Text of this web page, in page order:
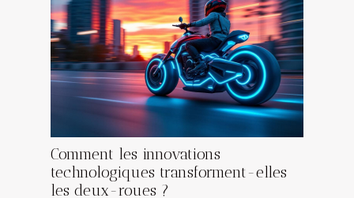
Comment les innovations
technologiques transforment-elles
les deux-roues ?